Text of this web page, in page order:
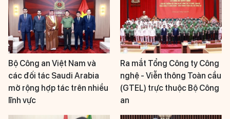
Bộ Công an Việt Nam và
các đối tác Saudi Arabia
mở rộng hợp tác trên nhiều
lĩnh vực
Ra mắt Tổng Công ty Công
nghệ - Viễn thông Toàn cầu
(GTEL) trực thuộc Bộ Công
an